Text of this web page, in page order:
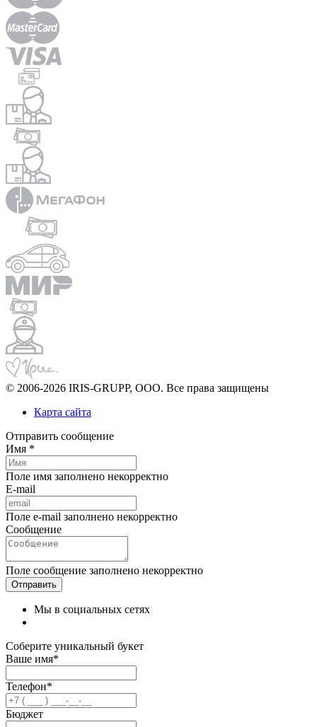
© 2006-2026 IRIS-GRUPP, OOO. Все права защищены
Карта сайта
Отправить сообщение
Имя *
Поле имя заполнено некорректно
E-mail
Поле e-mail заполнено некорректно
Сообщение
Поле сообщение заполнено некорректно
Мы в социальных сетях
Соберите уникальный букет
Ваше имя*
Телефон*
Бюджет